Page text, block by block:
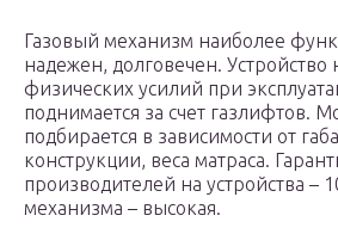
Газовый механизм наиболее
надежен, долговечен. Устройство
физических усилий при
поднимается за счет газлифтов.
подбирается в зависимости от
конструкции, веса матраса.
производителей на устройства –
механизма – высокая.